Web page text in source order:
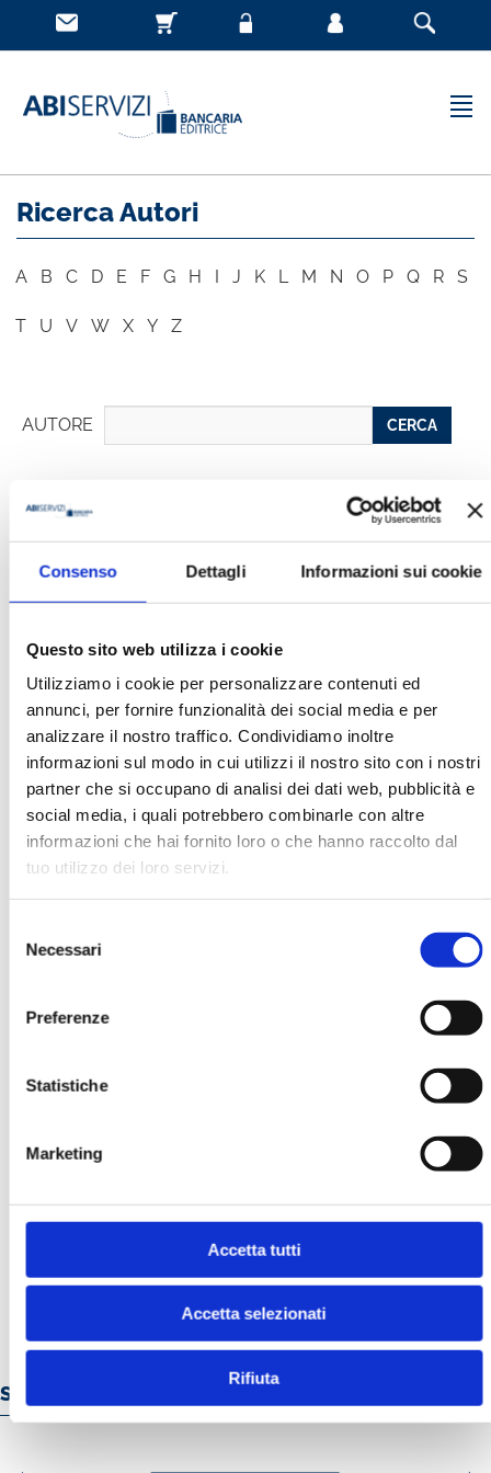
Consenso Dettagli Informazioni sui cookie
Questo sito web utilizza i cookie
Utilizziamo i cookie per personalizzare contenuti ed
annunci, per fornire funzionalità dei social media e per
analizzare il nostro traffico. Condividiamo inoltre
informazioni sul modo in cui utilizzi il nostro sito con i nostri
partner che si occupano di analisi dei dati web, pubblicità e
social media, i quali potrebbero combinarle con altre
informazioni che hai fornito loro o che hanno raccolto dal
tuo utilizzo dei loro servizi.
delNecessari
Preferenze
Statistiche
Marketing
Accetta tutti
Accetta selezionati
Rifiuta
Ricerca Autori
A B C D E F G H I J K L M N O P Q R S
T U V W X Y Z
AUTORE CERCA
Danilo Liberati
Ha pubblicato con noi
LA GESTIONE DEI RISCHI FINANZIARI
BANCA CENTRALE EBOOK
Servizi e prodotti online